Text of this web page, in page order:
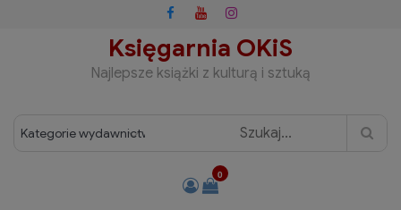
Księgarnia OKiS
Najlepsze książki z kulturą i sztuką
0